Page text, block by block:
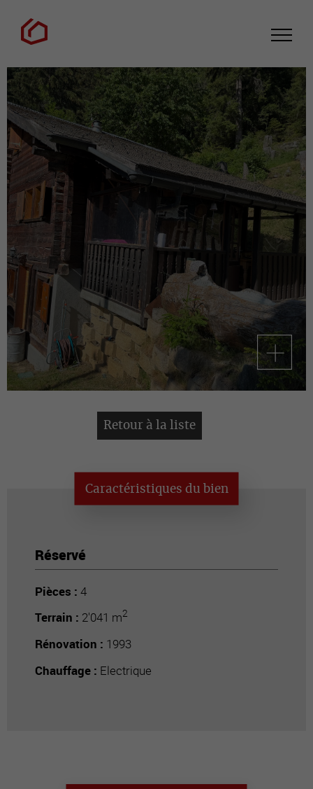
Retour à la liste
Caractéristiques du bien
Réservé
Pièces : 4
Terrain : 2'041 m2
Rénovation : 1993
Chauffage : Electrique